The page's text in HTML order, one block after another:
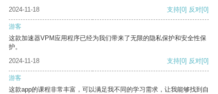
2024-11-18 支持[0] 反对[0]
游客
这款加速器VPM应用程序已经为我们带来了无限的隐私保护和安全性保
护。
2024-11-18
支持[0] 反对[0]
游客
这款app的课程非常丰富，可以满足我不同的学习需求，让我能够找到自